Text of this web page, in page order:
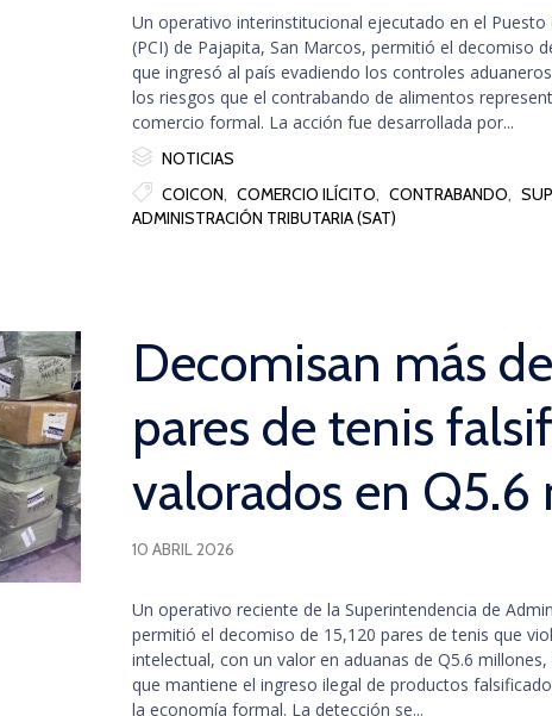
Un operativo interinstitucional ejecutado en el
(PCI) de Pajapita, San Marcos, permitió el decomiso
que ingresó al país evadiendo los controles
los riesgos que el contrabando de alimentos
comercio formal. La acción fue desarrollada por...
 Category
NOTICIAS
 Tags
COICON, COMERCIO ILÍCITO, CONTRABANDO,
ADMINISTRACIÓN TRIBUTARIA (SAT)
Decomisan más
pares de tenis
valorados en Q5.6
10 ABRIL 2026
Un operativo reciente de la Superintendencia de
permitió el decomiso de 15,120 pares de tenis que
intelectual, con un valor en aduanas de Q5.6
que mantiene el ingreso ilegal de productos
la economía formal. La detección se...